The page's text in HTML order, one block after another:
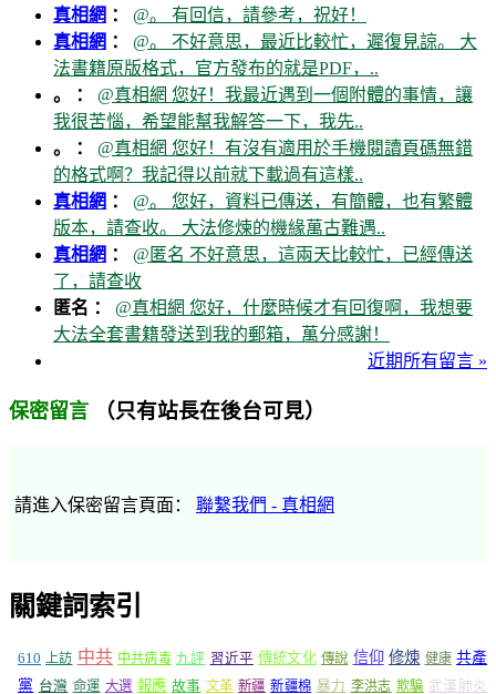
真相網 ： @。 有回信，請參考，祝好！
真相網 ： @。 不好意思，最近比較忙，遲復見諒。 大
法書籍原版格式，官方發布的就是PDF，..
。 ： @真相網 您好！我最近遇到一個附體的事情，讓
我很苦惱，希望能幫我解答一下，我先..
。 ： @真相網 您好！有沒有適用於手機閱讀頁碼無錯
的格式啊？我記得以前就下載過有這樣..
真相網 ： @。 您好，資料已傳送，有簡體，也有繁體
版本，請查收。 大法修煉的機緣萬古難遇..
真相網 ： @匿名 不好意思，這兩天比較忙，已經傳送
了，請查收
匿名 ： @真相網 您好，什麼時候才有回復啊，我想要
大法全套書籍發送到我的郵箱，萬分感謝！
近期所有留言 »
保密留言 （只有站長在後台可見）
請進入保密留言頁面： 聯繫我們 - 真相網
關鍵詞索引
610 上訪 中共 中共病毒 九評 習近平 傳統文化 傳說 信仰 修煉 健康 共產
黨 台灣 命運 大選 報應 故事 文革 新疆 新疆棉 暴力 李洪志 欺騙 武漢肺炎